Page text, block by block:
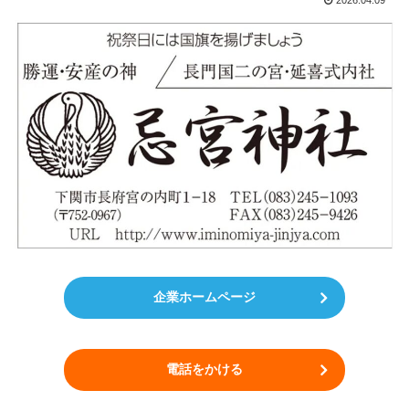
企業ホームページ
電話をかける